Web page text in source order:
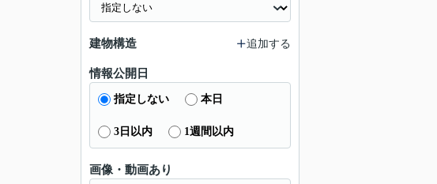
建物構造 追加する
情報公開日
指定しない 本日
3日以内 1週間以内
画像・動画あり